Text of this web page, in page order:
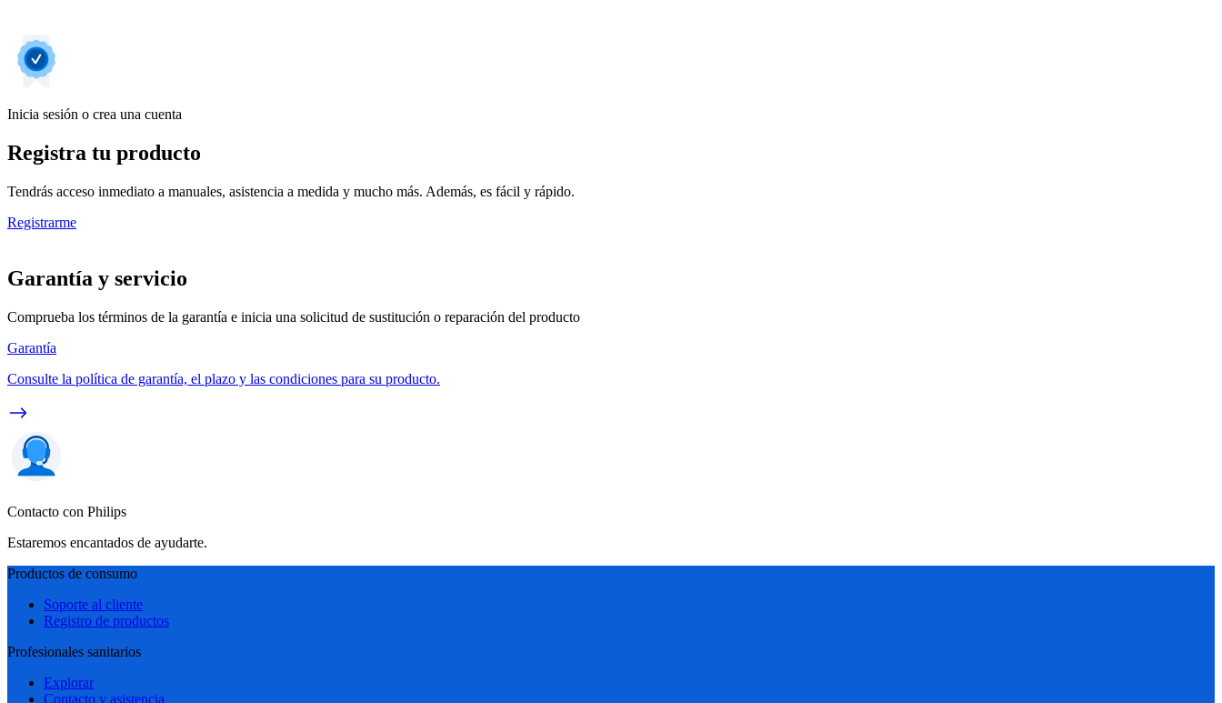
Inicia sesión o crea una cuenta
Registra tu producto
Tendrás acceso inmediato a manuales, asistencia a medida y mucho más. Además, es fácil y rápido.
Registrarme
Garantía y servicio
Comprueba los términos de la garantía e inicia una solicitud de sustitución o reparación del producto
Garantía
Consulte la política de garantía, el plazo y las condiciones para su producto.
Contacto con Philips
Estaremos encantados de ayudarte.
Productos de consumo
Soporte al cliente
Registro de productos
Profesionales sanitarios
Explorar
Contacto y asistencia